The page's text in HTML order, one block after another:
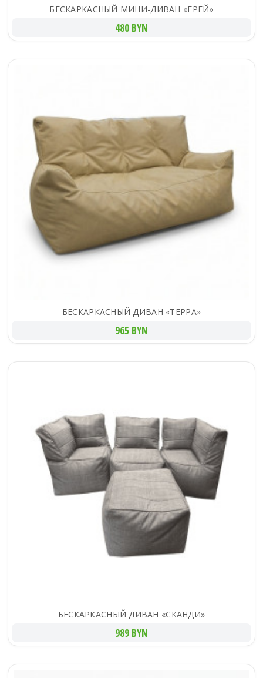
БЕСКАРКАСНЫЙ МИНИ-ДИВАН «ГРЕЙ»
480 BYN
БЕСКАРКАСНЫЙ ДИВАН «ТЕРРА»
965 BYN
БЕСКАРКАСНЫЙ ДИВАН «СКАНДИ»
989 BYN